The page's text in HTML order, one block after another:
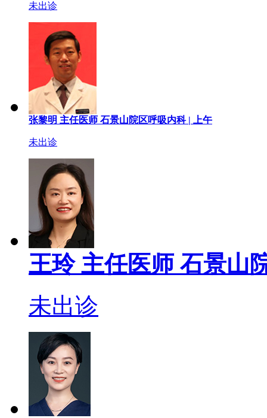
未出诊
张黎明 主任医师 石景山院区呼吸内科 | 上午
未出诊
王玲 主任医师 石景山
未出诊